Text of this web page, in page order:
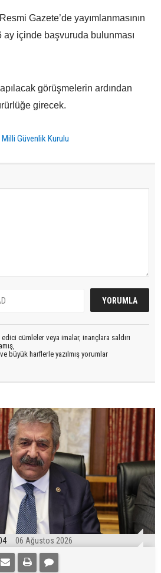
Gazete’de yayımlanmasının
içinde başvuruda bulunması
görüşmelerin ardından
girecek.
Milli Güvenlik Kurulu
cümleler veya imalar, inançlara saldırı
büyük harflerle yazılmış yorumlar
06 Ağustos 2026